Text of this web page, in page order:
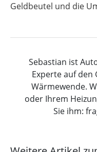
Geldbeutel und die
Sebastian ist
Experte auf den
Wärmewende.
oder Ihrem
Sie ihm: